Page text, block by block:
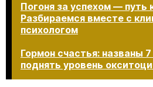
Погоня за успехом — путь
Разбираемся вместе с
психологом
Гормон счастья: названы
поднять уровень